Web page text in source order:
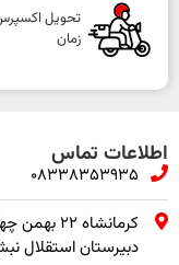
تحویل
زمان
اطلاعات تماس
08338353935
کرمانشاه
دبیرستان استقلال نبش کوی ۱۲۷ خانه